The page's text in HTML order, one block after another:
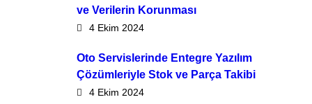
ve Verilerin Korunması
4 Ekim 2024
Oto Servislerinde Entegre Yazılım
Çözümleriyle Stok ve Parça Takibi
4 Ekim 2024